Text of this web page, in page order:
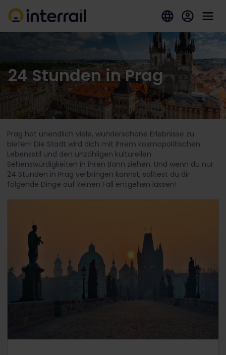
24 Stunden in Prag
Prag hat unendlich viele, wunderschöne Erlebnisse zu
bieten! Die Stadt wird dich mit ihrem kosmopolitischen
Lebensstil und den unzähligen kulturellen
Sehenswürdigkeiten in ihren Bann ziehen. Und wenn du nur
24 Stunden in Prag verbringen kannst, solltest du dir
folgende Dinge auf keinen Fall entgehen lassen!